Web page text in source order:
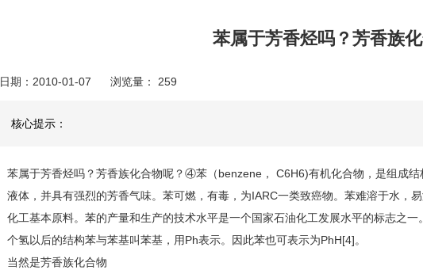
苯属于芳香烃吗？芳香族
日期：2010-01-07 浏览量： 259
核心提示：
苯属于芳香烃吗？芳香族化合物呢 ？④苯 （benzene， C6H6)有机化合物，是组成
液体，并具有强烈的芳香气味。 苯可燃，有毒，为IARC一类致癌物。苯难溶于水，
化工基本原料。 苯的产量和生产的技术水平是一个国家石油化工发展水平的标志之
个氢以后的结构苯与苯基叫苯基，用Ph表示。因此苯也可表示为PhH[4]。
当然是芳香族化合物